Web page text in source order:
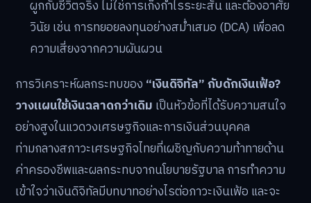
ผูกกับชีวิตจริง ไม่ใช่การเก็งกำไรระยะสั้น และต้องอาศัย
วินัย เช่น การทยอยลงทุนอย่างสม่ำเสมอ (DCA) เพื่อลด
ความเสี่ยงจากความผันผวน
การวิเคราะห์ผลกระทบของ “เงินดิจิทัล” กับดักเงินเฟ้อ?
วางแผนใช้เงินฉลาดกว่าเดิม เป็นหัวข้อที่ได้รับความสนใจ
อย่างสูงในแวดวงเศรษฐกิจและการเงินส่วนบุคคล
ท่ามกลางสภาวะเศรษฐกิจไทยที่เผชิญกับความท้าทายด้าน
ค่าครองชีพและผลกระทบจากนโยบายรัฐบาล การทำความ
เข้าใจว่าเงินดิจิทัลมีบทบาทอย่างไรต่อภาวะเงินเฟ้อ และจะ